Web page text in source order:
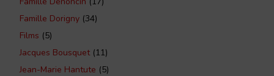
Famille Dorigny (34)
Films (5)
Jacques Bousquet(11)
Jean-Marie Hantute (5)